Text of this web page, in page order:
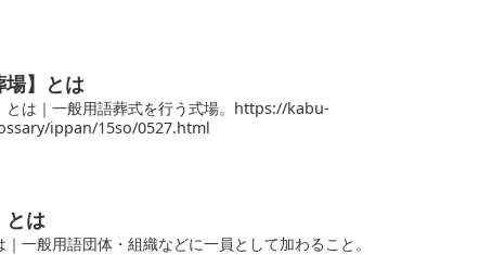
場】とは
とは｜一般用語葬式を行う式場。https://kabu-
ippan/15so/0527.html
とは
一般用語団体・組織などに一員として加わること。